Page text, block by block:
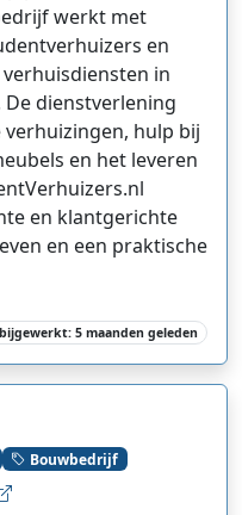
werkt met
en
in
dienstverlening
hulp bij
en het leveren
en klantgerichte
en een praktische
5 maanden geleden
Bouwbedrijf